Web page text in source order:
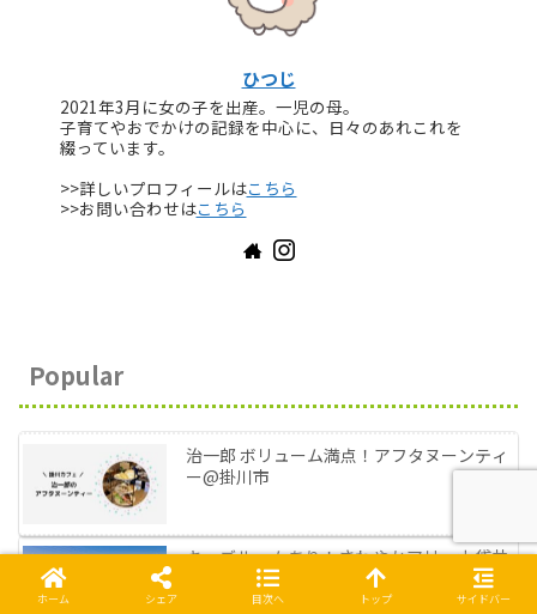
ひつじ
2021年3月に女の子を出産。一児の母。
子育てやおでかけの記録を中心に、日々のあれこれを
綴っています。
>>詳しいプロフィールはこちら
>>お問い合わせはこちら
Popular
治一郎 ボリューム満点！アフタヌーンティ
ー@掛川市
キッズルームあり！さわやかアリーナ袋井
市総合体育館@袋井市
ホーム シェア 目次へ トップ サイドバー